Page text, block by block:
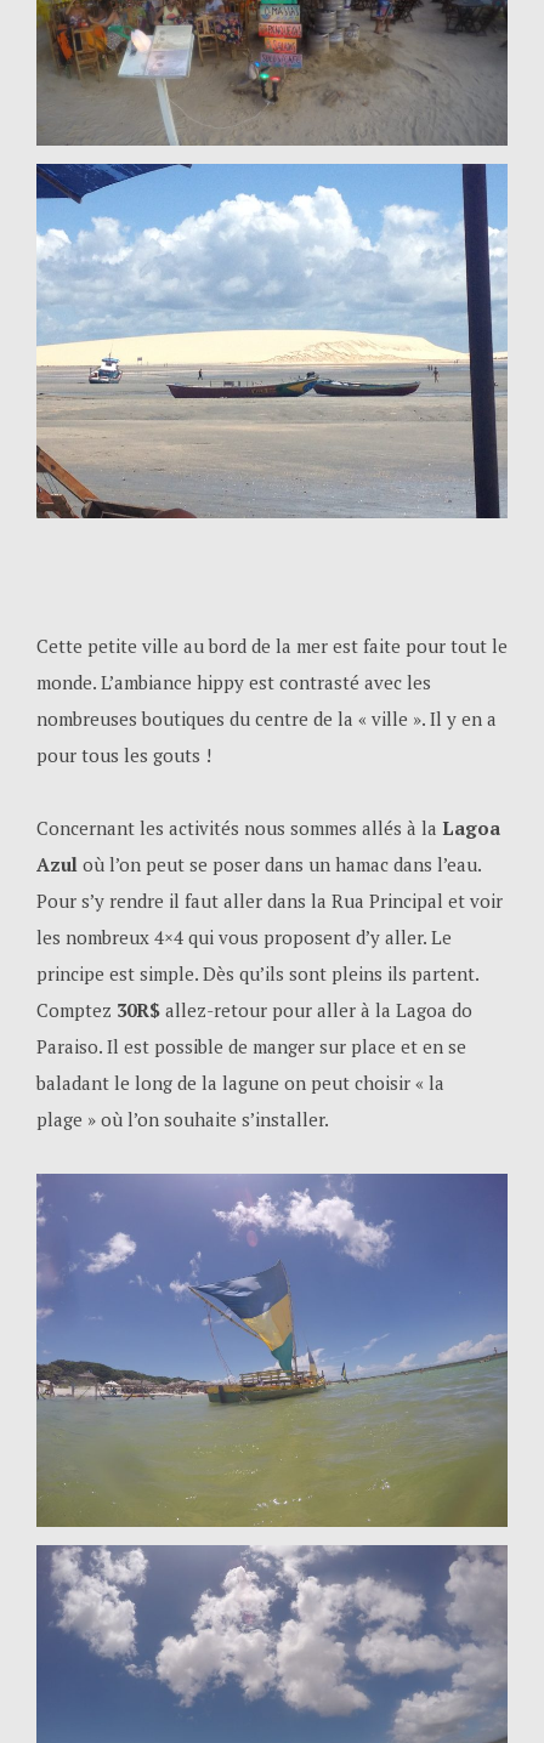
Cette petite ville au bord de la mer est faite pour tout le
monde. L’ambiance hippy est contrasté avec les
nombreuses boutiques du centre de la « ville ». Il y en a
pour tous les gouts !
Concernant les activités nous sommes allés à la Lagoa
Azul où l’on peut se poser dans un hamac dans l’eau.
Pour s’y rendre il faut aller dans la Rua Principal et voir
les nombreux 4×4 qui vous proposent d’y aller. Le
principe est simple. Dès qu’ils sont pleins ils partent.
Comptez 30R$allez-retour pour aller à la Lagoa do
Paraiso. Il est possible de manger sur place et en se
baladant le long de la lagune on peut choisir « la
plage » où l’on souhaite s’installer.